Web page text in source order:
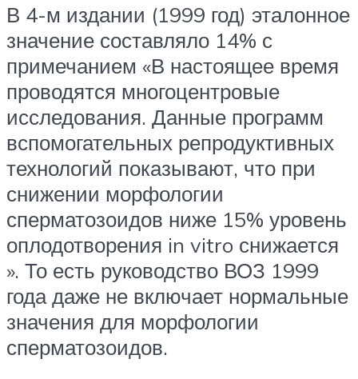
В 4-м издании (1999 год) эталонное
значение составляло 14% с
примечанием «В настоящее время
проводятся многоцентровые
исследования. Данные программ
вспомогательных репродуктивных
технологий показывают, что при
снижении морфологии
сперматозоидов ниже 15% уровень
оплодотворения in vitro снижается
». То есть руководство ВОЗ 1999
года даже не включает нормальные
значения для морфологии
сперматозоидов.